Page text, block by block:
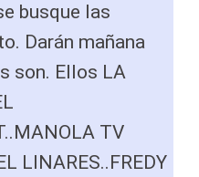
busque las
Darán mañana
son. Ellos LA
TV
LINARES..FREDY